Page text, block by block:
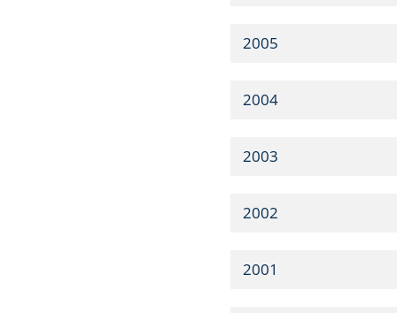
2005
2004
2003
2002
2001